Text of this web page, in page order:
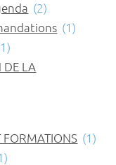
(2)
(1)
DE LA
FORMATIONS (1)